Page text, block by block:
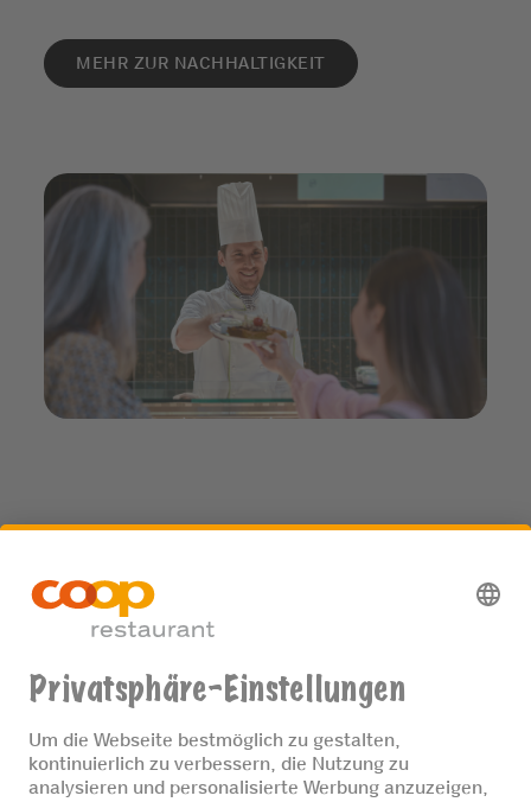
MEHR ZUR NACHHALTIGKEIT
Wir sind eine der grössten Restaurant-
Gruppen der Schweiz. Dabei legen wir
Ort und unsere nachhaltigen Grundsätze.
MEHR ÜBER UNS